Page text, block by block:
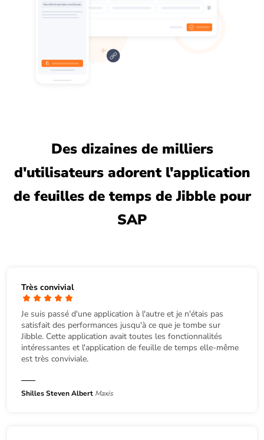
Des dizaines de milliers
d'utilisateurs adorent l'application
de feuilles de temps de Jibble pour
SAP
Très convivial
Je suis passé d'une application à l'autre et je n'étais pas
satisfait des performances jusqu'à ce que je tombe sur
Jibble. Cette application avait toutes les fonctionnalités
intéressantes et l'application de feuille de temps elle-même
est très conviviale.
Shilles Steven Albert Maxis